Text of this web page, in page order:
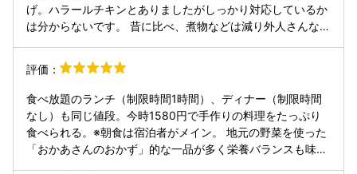
げ。ハラールチキンとありましたがしっかり対応しているか
は分からないです。 昔に比べ、煮物などは減り外人さんなど
でハラール対応がありますがしっかり聞いてから食事もいい
と思いました。 子供にはあまり向かない、漬物や佃煮等普段
食べない物を食べたい、サラダコーナーがあるので野菜をた
くさん食べたい、観光に来てひとまずほうとうを食べたい
人、たくさん食べたい人には向いています。 パン、ご飯もあ
り。 カレーや麻婆豆腐もあり。 客席はテーブルのみ。
評価：
食べ放題のランチ（制限時間1時間）、ディナー（制限時間
なし）も同じ値段。今時1580円で手作りの料理をたっぷり
食べられる。※朝食は宿泊者がメイン。 地元の野菜を使った
「おかあさんのおかず」的な一品が多く栄養バランスも味も